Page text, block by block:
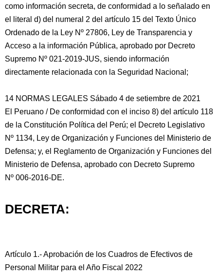
como información secreta, de conformidad a lo señalado en
el literal d) del numeral 2 del artículo 15 del Texto Único
Ordenado de la Ley Nº 27806, Ley de Transparencia y
Acceso a la información Pública, aprobado por Decreto
Supremo Nº 021-2019-JUS, siendo información
directamente relacionada con la Seguridad Nacional;
14 NORMAS LEGALES Sábado 4 de setiembre de 2021
El Peruano / De conformidad con el inciso 8) del artículo 118
de la Constitución Política del Perú; el Decreto Legislativo
Nº 1134, Ley de Organización y Funciones del Ministerio de
Defensa; y, el Reglamento de Organización y Funciones del
Ministerio de Defensa, aprobado con Decreto Supremo
Nº 006-2016-DE.
DECRETA:
Artículo 1.- Aprobación de los Cuadros de Efectivos de
Personal Militar para el Año Fiscal 2022